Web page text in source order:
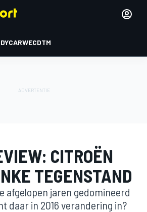
WECDTM
CITROËN
TEGENSTAND
afgelopen jaren gedomineerd
daar in 2016 verandering in?